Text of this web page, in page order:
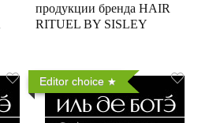
продукции бренда HAIR
RITUEL BY SISLEY
Editor choice